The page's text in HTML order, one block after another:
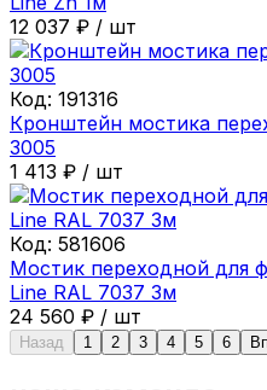
12 037 ₽ / шт
Код: 191316
Кронштейн мостика
3005
1 413 ₽ / шт
Код: 581606
Мостик переходной для
Line RAL 7037 3м
24 560 ₽ / шт
Назад 1 2 3 4 5 6